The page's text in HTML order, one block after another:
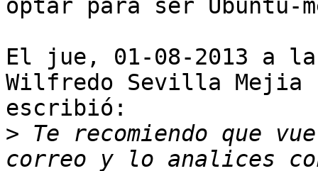
optar para ser Ubuntu-
El jue, 01-08-2013 a
Wilfredo Sevilla Mejia
escribió:
> Te recomiendo que